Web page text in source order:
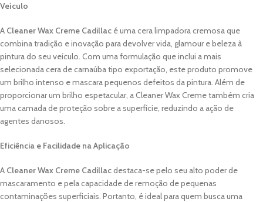
Veículo
A Cleaner Wax Creme Cadillac é uma cera limpadora cremosa que
combina tradição e inovação para devolver vida, glamour e beleza à
pintura do seu veículo. Com uma formulação que inclui a mais
selecionada cera de carnaúba tipo exportação, este produto promove
um brilho intenso e mascara pequenos defeitos da pintura. Além de
proporcionar um brilho espetacular, a Cleaner Wax Creme também cria
uma camada de proteção sobre a superfície, reduzindo a ação de
agentes danosos.
Eficiência e Facilidade na Aplicação
A Cleaner Wax Creme Cadillacdestaca-se pelo seu alto poder de
mascaramento e pela capacidade de remoção de pequenas
contaminações superficiais. Portanto, é ideal para quem busca uma